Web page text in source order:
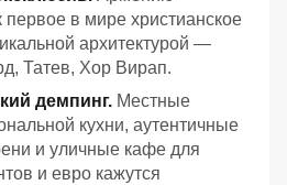
первое в мире христианское
архитектурой —
Татев, Хор Вирап.
демпинг. Местные
кухни, аутентичные
и уличные кафе для
и евро кажутся